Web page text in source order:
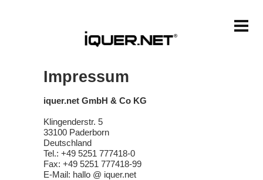
Impressum
iquer.net GmbH & Co KG
Klingenderstr. 5
33100 Paderborn
Deutschland
Tel.: +49 5251 777418-0
Fax: +49 5251 777418-99
E-Mail: hallo @ iquer.net